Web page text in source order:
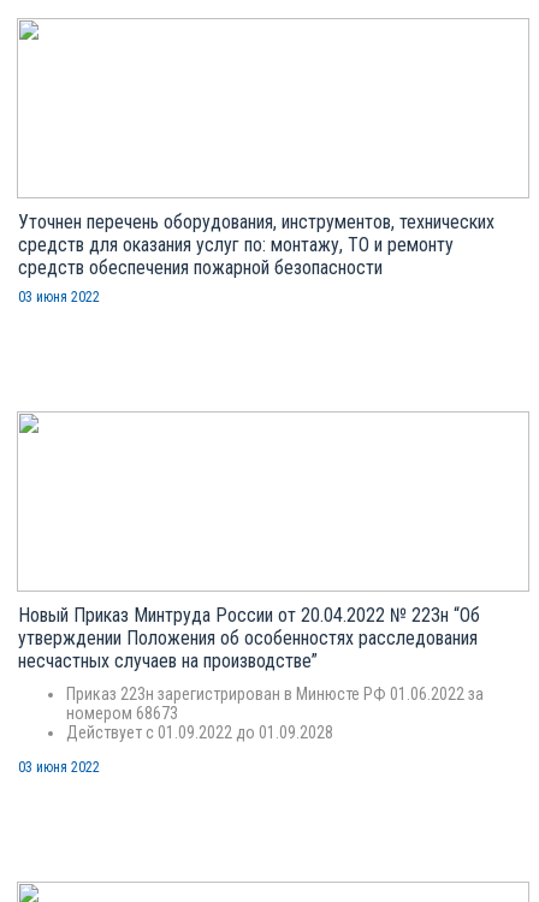
Уточнен перечень оборудования, инструментов, технических
средств для оказания услуг по: монтажу, ТО и ремонту
средств обеспечения пожарной безопасности
03 июня 2022
Новый Приказ Минтруда России от 20.04.2022 № 223н “Об
утверждении Положения об особенностях расследования
несчастных случаев на производстве”
Приказ 223н зарегистрирован в Минюсте РФ 01.06.2022 за
номером 68673
Действует с 01.09.2022 до 01.09.2028
03 июня 2022